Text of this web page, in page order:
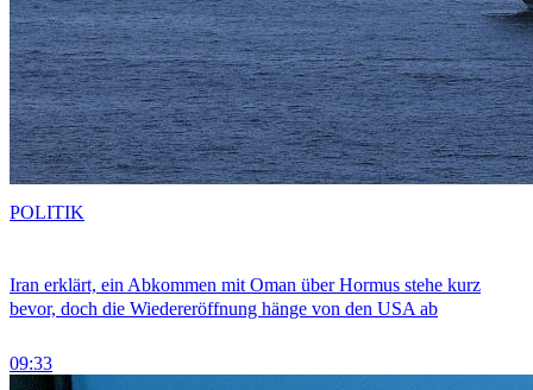
Iran erklärt, ein Abkommen mit Oman über Hormus stehe kurz
bevor, doch die Wiedereröffnung hänge von den USA ab
09:33
POLITIK